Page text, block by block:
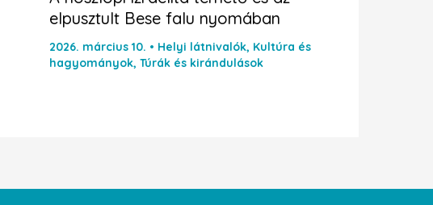
elpusztult Bese falu nyomában
2026. március 10. • Helyi látnivalók, Kultúra és
hagyományok, Túrák és kirándulások